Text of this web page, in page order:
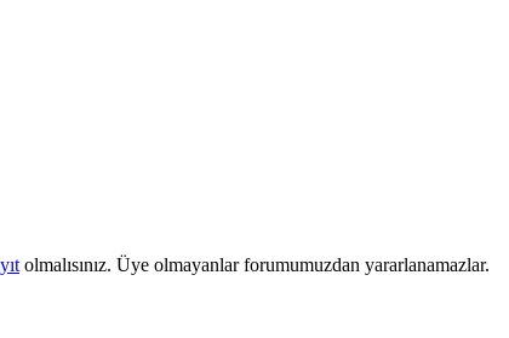
olmalısınız. Üye olmayanlar forumumuzdan yararlanamazlar.